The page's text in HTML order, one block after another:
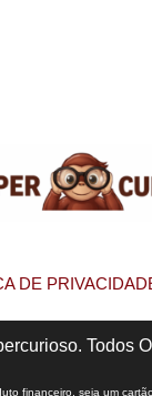
DE
Todos
financeiro, seja um